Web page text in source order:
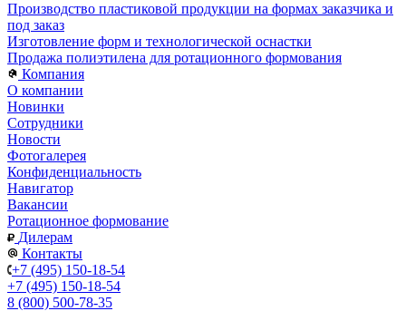
Производство пластиковой продукции на формах заказчика и
под заказ
Изготовление форм и технологической оснастки
Продажа полиэтилена для ротационного формования
Компания
О компании
Новинки
Сотрудники
Новости
Фотогалерея
Конфиденциальность
Навигатор
Вакансии
Ротационное формование
Дилерам
Контакты
+7 (495) 150-18-54
+7 (495) 150-18-54
8 (800) 500-78-35